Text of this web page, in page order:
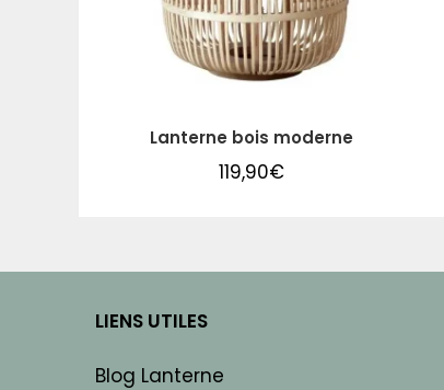
Lanterne bois moderne
119,90€
LIENS UTILES
Blog Lanterne